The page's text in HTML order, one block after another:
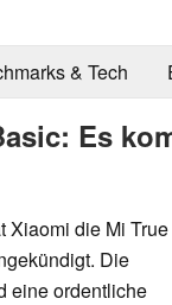
& Tech
Es
Xiaomi die Mi True
Die
eine ordentliche